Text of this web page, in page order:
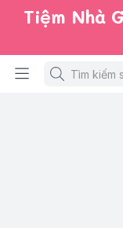
Tiệm Nhà